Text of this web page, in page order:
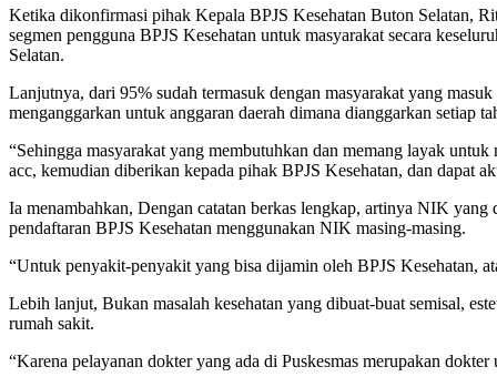
Ketika dikonfirmasi pihak Kepala BPJS Kesehatan Buton Selatan,
segmen pengguna BPJS Kesehatan untuk masyarakat secara
Selatan.
Lanjutnya, dari 95% sudah termasuk dengan masyarakat yang
menganggarkan untuk anggaran daerah dimana dianggarkan setiap
“Sehingga masyarakat yang membutuhkan dan memang layak
acc, kemudian diberikan kepada pihak BPJS Kesehatan, dan dapat
Ia menambahkan, Dengan catatan berkas lengkap, artinya NIK
pendaftaran BPJS Kesehatan menggunakan NIK masing-masing.
“Untuk penyakit-penyakit yang bisa dijamin oleh BPJS Kesehatan,
Lebih lanjut, Bukan masalah kesehatan yang dibuat-buat semisal,
rumah sakit.
“Karena pelayanan dokter yang ada di Puskesmas merupakan